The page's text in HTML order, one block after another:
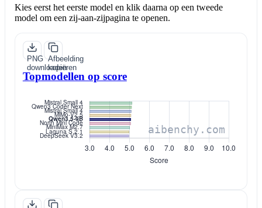
Kies eerst het eerste model en klik daarna op een tweede
model om een zij-aan-zijpagina te openen.
PNG
downloaden
Afbeelding
kopiëren
Topmodellen op score